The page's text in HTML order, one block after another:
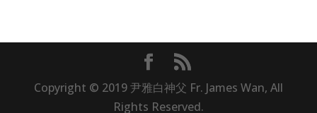
Copyright © 2019 尹雅白神父 Fr. James Wan, All
Rights Reserved.